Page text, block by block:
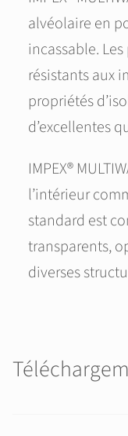
alvéolaire en
incassable.
résistants aux
propriétés
d’excellentes
IMPEX®
l’intérieur
standard est
transparents,
diverses